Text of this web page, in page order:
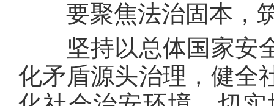
要聚焦法治固本，
坚持以总体国家安全
化矛盾源头治理，健全